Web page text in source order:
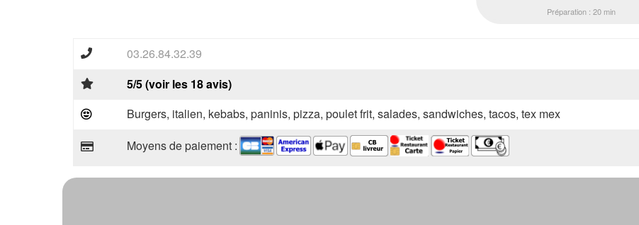
Préparation : 20 min
03.26.84.32.39
5/5 (voir les 18 avis)
Burgers, italien, kebabs, paninis, pizza, poulet frit, salades, sandwiches, tacos, tex mex
Moyens de paiement :